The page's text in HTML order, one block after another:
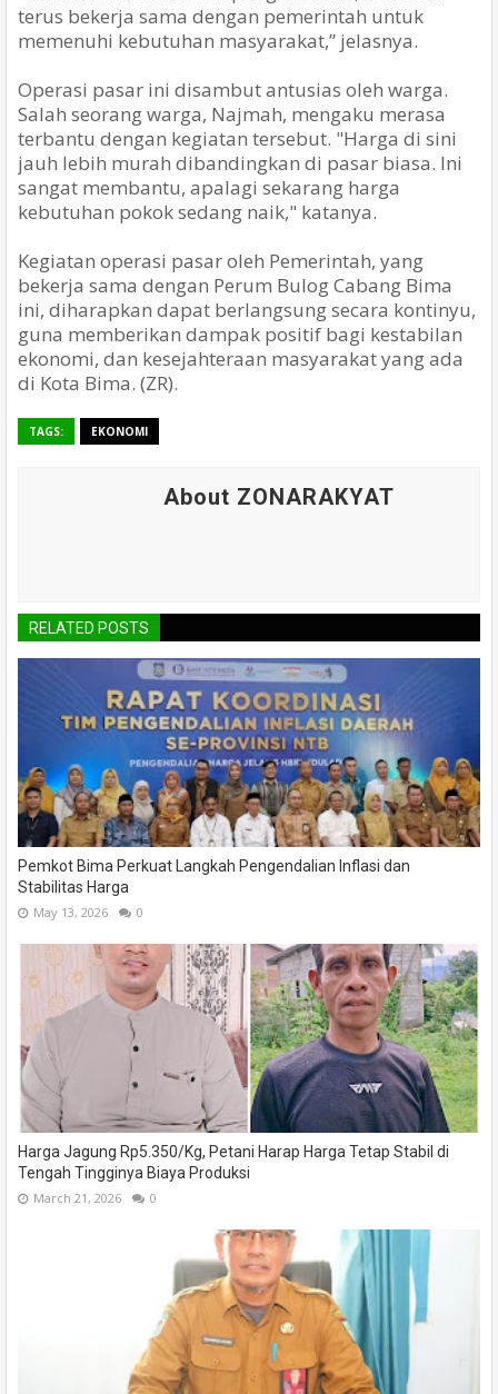
terus bekerja sama dengan pemerintah untuk
memenuhi kebutuhan masyarakat,” jelasnya.
Operasi pasar ini disambut antusias oleh warga.
Salah seorang warga, Najmah, mengaku merasa
terbantu dengan kegiatan tersebut. "Harga di sini
jauh lebih murah dibandingkan di pasar biasa. Ini
sangat membantu, apalagi sekarang harga
kebutuhan pokok sedang naik," katanya.
Kegiatan operasi pasar oleh Pemerintah, yang
bekerja sama dengan Perum Bulog Cabang Bima
ini, diharapkan dapat berlangsung secara kontinyu,
guna memberikan dampak positif bagi kestabilan
ekonomi, dan kesejahteraan masyarakat yang ada
di Kota Bima. (ZR).
TAGS: EKONOMI
About ZONARAKYAT
RELATED POSTS
Pemkot Bima Perkuat Langkah Pengendalian Inflasi dan
Stabilitas Harga
May 13, 2026 0
Harga Jagung Rp5.350/Kg, Petani Harap Harga Tetap Stabil di
Tengah Tingginya Biaya Produksi
March 21, 2026 0